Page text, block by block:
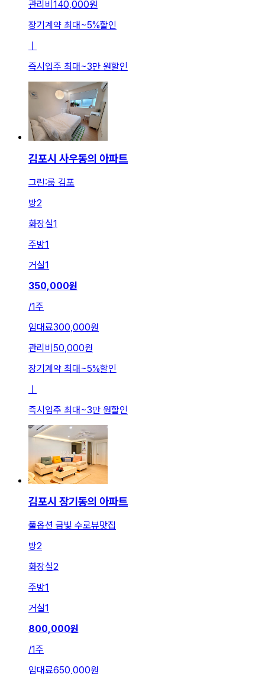
관리비 140,000원
장기계약 최대 ~5%할인
즉시입주 최대 ~3만 원할인
김포시 사우동의 아파트
그린:룸 김포
방2
화장실1
주방1
거실1
350,000원
/1주
임대료300,000원
관리비 50,000원
장기계약 최대~5%할인
ㅣ
즉시입주 최대~3만 원할인
김포시 장기동의 아파트
풀옵션 금빛 수로뷰맛집
방2
화장실2
주방1
거실1
800,000원
/1주
임대료650,000원